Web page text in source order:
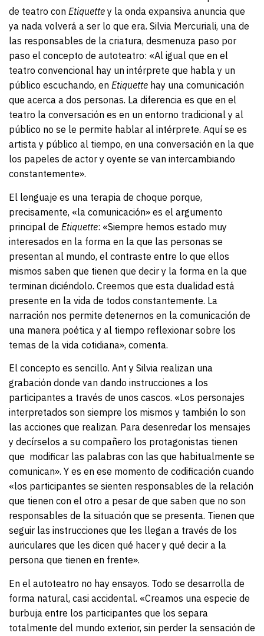
de teatro con Etiquette y la onda expansiva anuncia que
ya nada volverá a ser lo que era. Silvia Mercuriali, una de
las responsables de la criatura, desmenuza paso por
paso el concepto de autoteatro: «Al igual que en el
teatro convencional hay un intérprete que habla y un
público escuchando, en Etiquette hay una comunicación
que acerca a dos personas. La diferencia es que en el
teatro la conversación es en un entorno tradicional y al
público no se le permite hablar al intérprete. Aquí se es
artista y público al tiempo, en una conversación en la que
los papeles de actor y oyente se van intercambiando
constantemente».
El lenguaje es una terapia de choque porque,
precisamente, «la comunicación» es el argumento
principal de Etiquette: «Siempre hemos estado muy
interesados en la forma en la que las personas se
presentan al mundo, el contraste entre lo que ellos
mismos saben que tienen que decir y la forma en la que
terminan diciéndolo. Creemos que esta dualidad está
presente en la vida de todos constantemente. La
narración nos permite detenernos en la comunicación de
una manera poética y al tiempo reflexionar sobre los
temas de la vida cotidiana», comenta.
El concepto es sencillo. Ant y Silvia realizan una
grabación donde van dando instrucciones a los
participantes a través de unos cascos. «Los personajes
interpretados son siempre los mismos y también lo son
las acciones que realizan. Para desenredar los mensajes
y decírselos a su compañero los protagonistas tienen
que modificar las palabras con las que habitualmente se
comunican». Y es en ese momento de codificación cuando
«los participantes se sienten responsables de la relación
que tienen con el otro a pesar de que saben que no son
responsables de la situación que se presenta. Tienen que
seguir las instrucciones que les llegan a través de los
auriculares que les dicen qué hacer y qué decir a la
persona que tienen en frente».
En el autoteatro no hay ensayos. Todo se desarrolla de
forma natural, casi accidental. «Creamos una especie de
burbuja entre los participantes que los separa
totalmente del mundo exterior, sin perder la sensación de